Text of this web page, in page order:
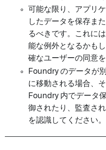
可能な限り、アプリ
したデータを保存ま
るべきです。これに
能な例外となるかも
確なユーザーの同意
Foundry のデータが
に移動される場合、
Foundry 内でデータ
御されたり、監査さ
を認識してください。